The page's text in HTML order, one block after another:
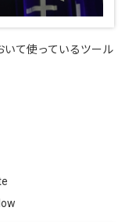
て使っているツール